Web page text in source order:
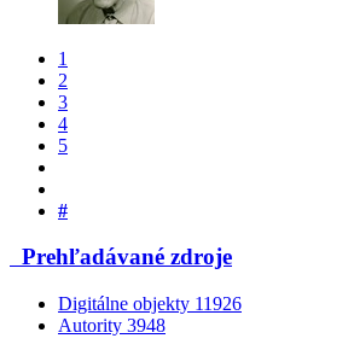
1
2
3
4
5
#
Prehľadávané zdroje
Digitálne objekty 11926
Autority 3948